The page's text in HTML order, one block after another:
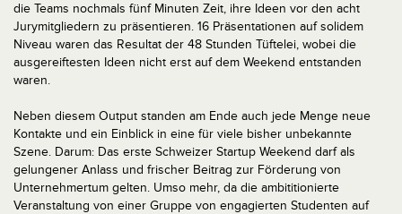
die Teams nochmals fünf Minuten Zeit, ihre Ideen vor den acht
Jurymitgliedern zu präsentieren. 16 Präsentationen auf solidem
Niveau waren das Resultat der 48 Stunden Tüftelei, wobei die
ausgereiftesten Ideen nicht erst auf dem Weekend entstanden
waren.
Neben diesem Output standen am Ende auch jede Menge neue
Kontakte und ein Einblick in eine für viele bisher unbekannte
Szene. Darum: Das erste Schweizer Startup Weekend darf als
gelungener Anlass und frischer Beitrag zur Förderung von
Unternehmertum gelten. Umso mehr, da die ambititionierte
Veranstaltung von einer Gruppe von engagierten Studenten auf